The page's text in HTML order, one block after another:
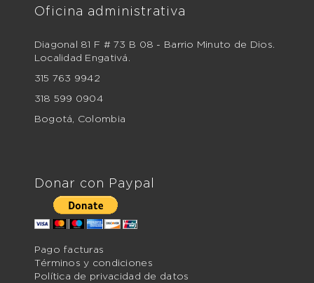
Oficina administrativa
Diagonal 81 F # 73 B 08 - Barrio Minuto de Dios.
Localidad Engativá.
315 763 9942
318 599 0904
Bogotá, Colombia
Donar con Paypal
Pago facturas
Términos y condiciones
Política de privacidad de datos